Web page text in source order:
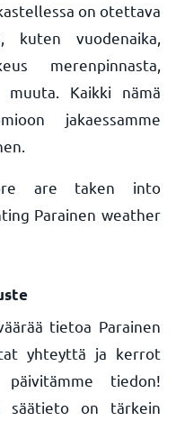
on otettava
kuten vuodenaika,
merenpinnasta,
muuta. Kaikki nämä
jakaessamme
are taken into
Parainen weather
tietoa Parainen
yhteyttä ja kerrot
tiedon!
säätieto on tärkein